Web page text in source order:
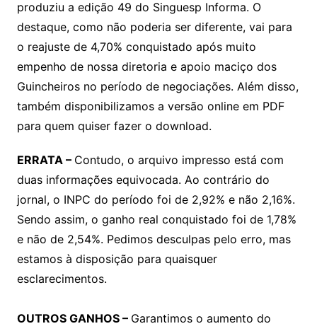
s
A
p
p
e
b
o
o
k
er y
Li
n
k
e
produziu a edição 49 do Singuesp Informa. O
destaque, como não poderia ser diferente, vai para
o reajuste de 4,70% conquistado após muito
empenho de nossa diretoria e apoio maciço dos
Guincheiros no período de negociações. Além disso,
também disponibilizamos a versão online em PDF
para quem quiser fazer o download.
ERRATA – Contudo, o arquivo impresso está com
duas informações equivocada. Ao contrário do
jornal, o INPC do período foi de 2,92% e não 2,16%.
Sendo assim, o ganho real conquistado foi de 1,78%
e não de 2,54%. Pedimos desculpas pelo erro, mas
estamos à disposição para quaisquer
esclarecimentos.
OUTROS GANHOS – Garantimos o aumento do